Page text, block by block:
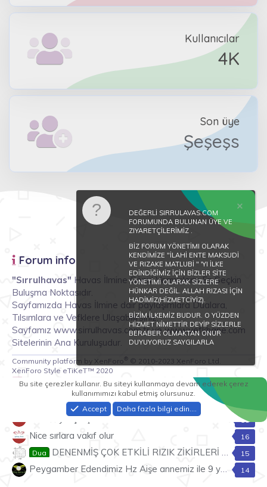
Kullanıcılar
4K
Son üye
Şeşeşs
Forum info
"Sırrulhavas" Havas İlmine Gönül Vermişlerin En Seçkin
Buluşma Noktasıdır.
Sayfamızda Havas İlmine dair paylaşımlara Dualara,
Tılsımlara ve Vefklere Ulaşabilirsiniz.
Sayfamız www.sirrulhavas.com.tr ve www.vefkhane.com
Sitelerinin Ana Kuruluşudur.
Community platform by XenForo ® © 2010-2023 XenForo Ltd.
XenForo Style eTiKeT™ 2020
Tepki lideri konular
Rüyada istediğin şeyi görmek
Sihir büyü için şahsi tecrübem 18
Nice sırlara vakıf olur
16
Dua
DENENMİŞ ÇOK ETKİLİ RIZIK ZİKİRLERİ ve AYETLERİ 15
Peygamber Edendimiz Hz Aişe annemiz ile 9 yaşında mı evlendi 14
DEĞERLİ SIRRULAVAS.COM
FORUMUNDA BULUNAN ÜYE VE
ZIYARETÇİLERİMİZ .
BİZ FORUM YÖNETİMI OLARAK
KENDİMİZE "İLAHİ ENTE MAKSUDİ
VE RIZAKE MATLUBİ " 'YI İLKE
EDİNDİĞİMİZ İÇİN BİZLER SİTE
YÖNETİMİ OLARAK SİZLERE
HÜNKAR DEĞİL. ALLAH RIZASI İÇİN
HADİMİZ(HİZMETCİYİZ).
BİZİM İLKEMİZ BUDUR. O YÜZDEN
HİZMET NİMETTİR DEYİP SİZLERLE
BERABER OLMAKTAN ONUR
DUYUYORUZ SAYGILARLA
Bu site çerezler kullanır. Bu siteyi kullanmaya devam ederek çerez
kullanımımızı kabul etmiş olursunuz.
Accept
Daha fazla bilgi edin.…